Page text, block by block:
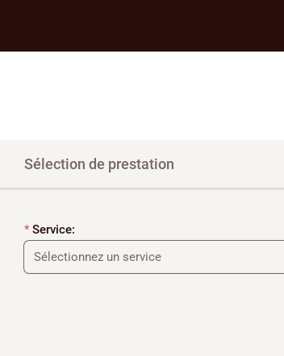
Sélection de prestation
Service:
Sélectionnez un service